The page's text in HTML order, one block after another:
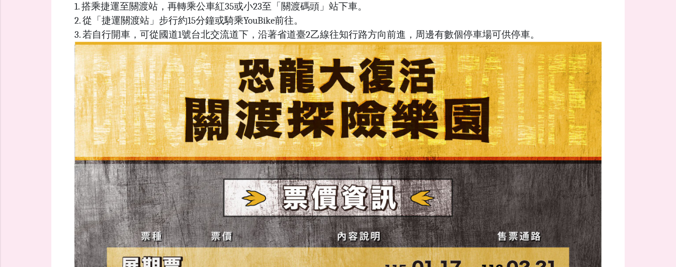
1. 搭乘捷運至關渡站，再轉乘公車紅35或小23至「關渡碼頭」站下車。
2. 從「捷運關渡站」步行約15分鐘或騎乘YouBike前往。
3. 若自行開車，可從國道1號台北交流道下，沿著省道臺2乙線往知行路方向前進，周邊有數個停車場可供停車。